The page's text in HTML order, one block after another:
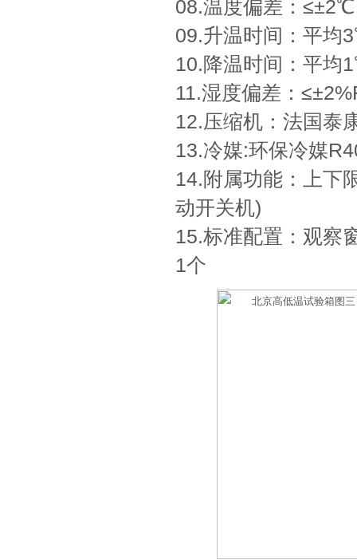
08.温度偏差：
09.升温时间：平均
10.降温时间：平均
11.湿度偏差：
12.压缩机：法国泰
13.冷媒:环保冷媒
14.附属功能：上下
动开关机)
15.标准配置：观察
1个